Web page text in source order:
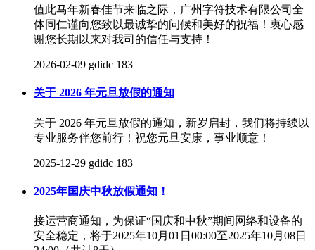
值此马年新春佳节来临之际，广州字符技术有限公司全
体同仁谨向您致以最诚挚的问候和美好的祝福！衷心感
谢您长期以来对我司的信任与支持！
2026-02-09 gdidc 183
关于 2026 年元旦放假的通知
关于 2026 年元旦放假的通知，新岁启封，我们将持续以
专业服务伴您前行！祝您元旦安康，事业顺意！
2025-12-29 gdidc 183
2025年国庆中秋放假通知！
接运营商通知，为保证“国庆和中秋”期间网络和设备的
安全稳定，将于2025年10月01日00:00至2025年10月08日